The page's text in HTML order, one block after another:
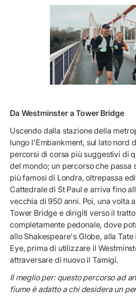
Da Westminster a Tower Bridge
Uscendo dalla stazione della
lungo l'Embankment, sul lato nord
percorsi di corsa più suggestivi di
del mondo; un percorso che passa
più famosi di Londra, oltrepassa
Cattedrale di St Paul e arriva fino
vecchia di 950 anni. Poi, una volta
Tower Bridge e dirigiti verso il
completamente pedonale, dove
allo Shakespeare's Globe, alla
Eye, prima di utilizzare il
attraversare di nuovo il Tamigi.
Il meglio per: questo percorso ad
fiume è adatto a chi desidera un